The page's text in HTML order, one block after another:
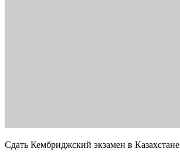
Сдать Кембриджский экзамен в Казахстане